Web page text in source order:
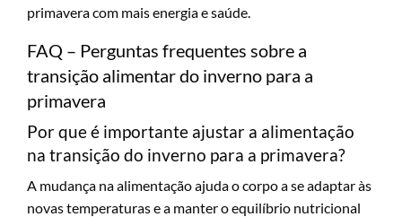
primavera com mais energia e saúde.
FAQ – Perguntas frequentes sobre a
transição alimentar do inverno para a
primavera
Por que é importante ajustar a alimentação
na transição do inverno para a primavera?
A mudança na alimentação ajuda o corpo a se adaptar às
novas temperaturas e a manter o equilíbrio nutricional